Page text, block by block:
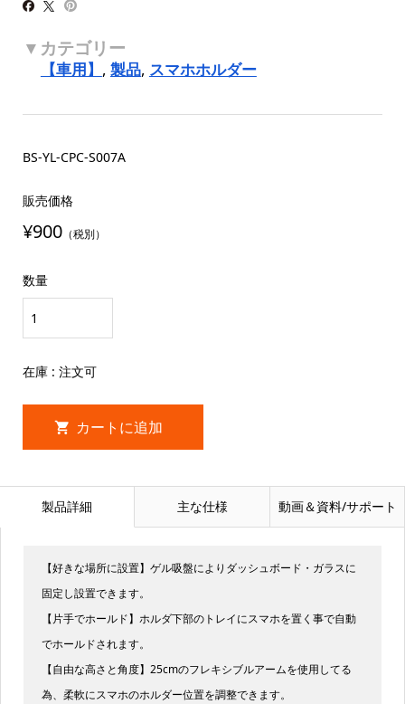
【車用】 , 製品, スマホホルダー
BS-YL-CPC-S007A
販売価格
¥900（税別）
数量
在庫 : 注文可
製品詳細 主な仕様 動画＆資料/サポート
【好きな場所に設置】ゲル吸盤によりダッシュボード・ガラスに
固定し設置できます。
【片手でホールド】ホルダ下部のトレイにスマホを置く事で自動
でホールドされます。
【自由な高さと角度】25cmのフレキシブルアームを使用してる
為、柔軟にスマホのホルダー位置を調整できます。